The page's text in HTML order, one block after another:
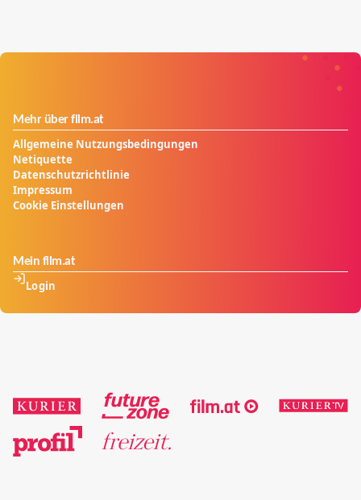
Mehr über film.at
Allgemeine Nutzungsbedingungen
Netiquette
Datenschutzrichtlinie
Impressum
Cookie Einstellungen
Mein film.at
Login